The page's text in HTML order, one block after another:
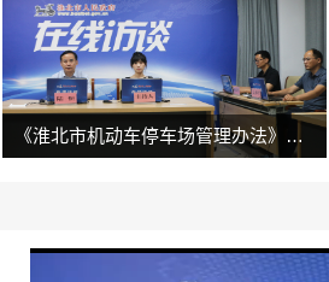
《淮北市机动车停车场管理办法》解读